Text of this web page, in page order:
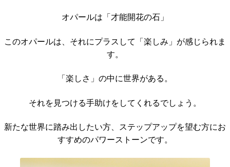
オパールは「才能開花の石」
このオパールは、それにプラスして「楽しみ」が感じられま
す。
「楽しさ」の中に世界がある。
それを見つける手助けをしてくれるでしょう。
新たな世界に踏み出したい方、ステップアップを望む方にお
すすめのパワーストーンです。